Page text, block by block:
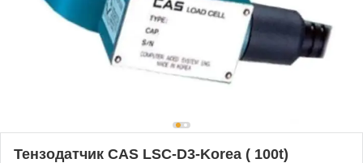
Тензодатчик CAS LSС-D3-Korea ( 100t)